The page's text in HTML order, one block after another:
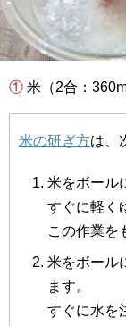
① 米（2合：
米の研ぎ方は、
米をボール
すぐに軽く
この作業を
米をボール
ます。
すぐに水を